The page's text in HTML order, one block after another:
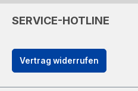
SERVICE-HOTLINE
Vertrag widerrufen